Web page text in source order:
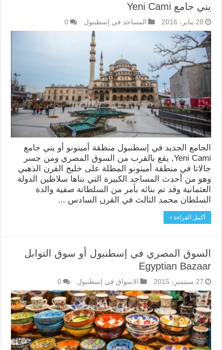
يني جامع Yeni Cami
28 يناير، 2016 المساجد في إسطنبول 0
الجامع الجديد في إسطنبول منطقة أمينونو أو يني جامع
Yeni Cami, يقع بالقرب من السوق المصري ومن جسر
جالاتا في منطقة أمينونو المطلة على خليج القرن الذهبي
وهو من أحدث المساجد الكبيرة التي بناها سلاطين الدولة
العثمانية وقد تم بنائه بأمر من السلطانة صفية والدة
السلطان محمد الثالث في القرن السادس ...
أكمل القراءة »
السوق المصري في إسطنبول أو سوق التوابل
Egyptian Bazaar
27 سبتمبر، 2015 الاسواق في إسطنبول 0